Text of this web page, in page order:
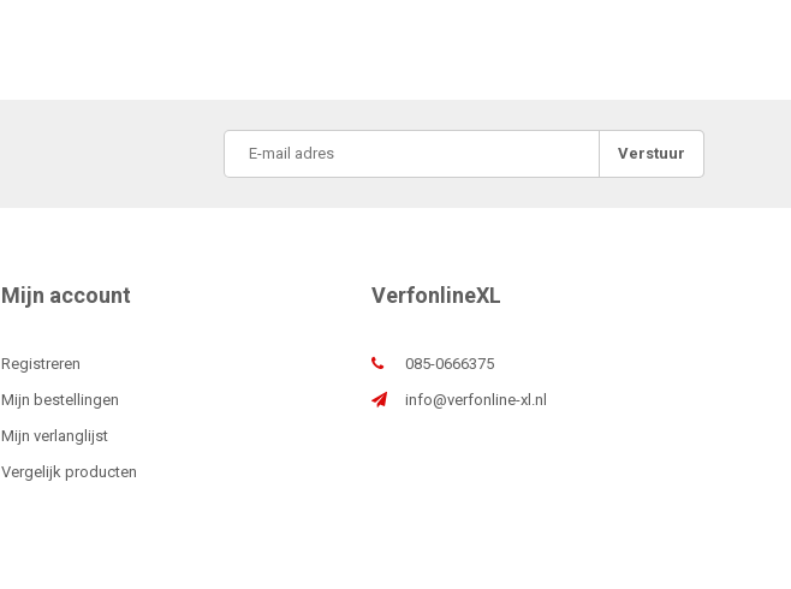
Verstuur
Mijn account
Registreren
Mijn bestellingen
Mijn verlanglijst
Vergelijk producten
VerfonlineXL
085-0666375
info@verfonline-xl.nl